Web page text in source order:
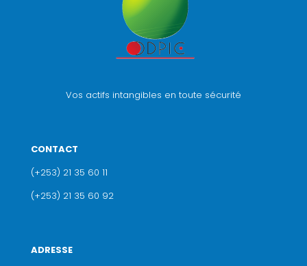
Vos actifs intangibles en toute sécurité
CONTACT
(+253) 21 35 60 11
(+253) 21 35 60 92
ADRESSE